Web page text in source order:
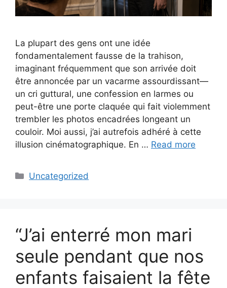
La plupart des gens ont une idée
fondamentalement fausse de la trahison,
imaginant fréquemment que son arrivée doit
être annoncée par un vacarme assourdissant—
un cri guttural, une confession en larmes ou
peut-être une porte claquée qui fait violemment
trembler les photos encadrées longeant un
couloir. Moi aussi, j’ai autrefois adhéré à cette
illusion cinématographique. En … Read more
Categories
Uncategorized
“J’ai enterré mon mari
seule pendant que nos
enfants faisaient la fête